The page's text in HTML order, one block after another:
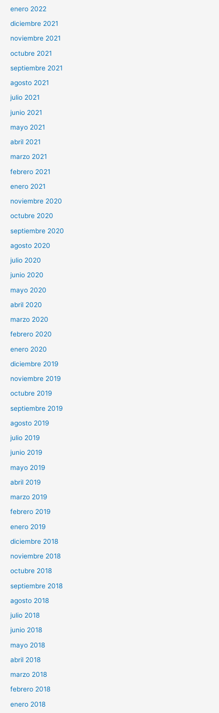
enero 2022
diciembre 2021
noviembre 2021
octubre 2021
septiembre 2021
agosto 2021
julio 2021
junio 2021
mayo 2021
abril 2021
marzo 2021
febrero 2021
enero 2021
noviembre 2020
octubre 2020
septiembre 2020
agosto 2020
julio 2020
junio 2020
mayo 2020
abril 2020
marzo 2020
febrero 2020
enero 2020
diciembre 2019
noviembre 2019
octubre 2019
septiembre 2019
agosto 2019
julio 2019
junio 2019
mayo 2019
abril 2019
marzo 2019
febrero 2019
enero 2019
diciembre 2018
noviembre 2018
octubre 2018
septiembre 2018
agosto 2018
julio 2018
junio 2018
mayo 2018
abril 2018
marzo 2018
febrero 2018
enero 2018